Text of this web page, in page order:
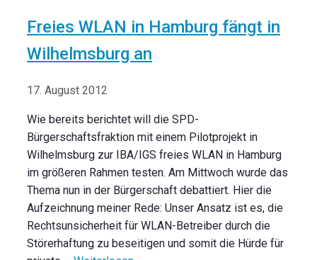
Freies WLAN in Hamburg fängt in
Wilhelmsburg an
17. August 2012
Wie bereits berichtet will die SPD-
Bürgerschaftsfraktion mit einem Pilotprojekt in
Wilhelmsburg zur IBA/IGS freies WLAN in Hamburg
im größeren Rahmen testen. Am Mittwoch wurde das
Thema nun in der Bürgerschaft debattiert. Hier die
Aufzeichnung meiner Rede: Unser Ansatz ist es, die
Rechtsunsicherheit für WLAN-Betreiber durch die
Störerhaftung zu beseitigen und somit die Hürde für